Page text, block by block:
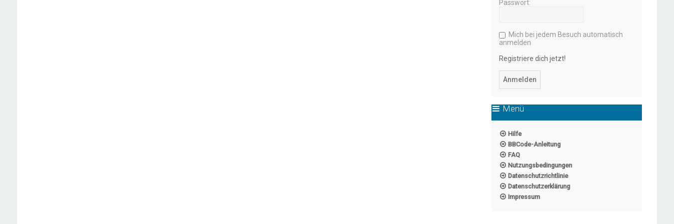
Passwort:
Mich bei jedem Besuch automatisch
anmelden
Registriere dich jetzt!
Menü
Hilfe
BBCode-Anleitung
FAQ
Nutzungsbedingungen
Datenschutzrichtlinie
Datenschutzerklärung
Impressum